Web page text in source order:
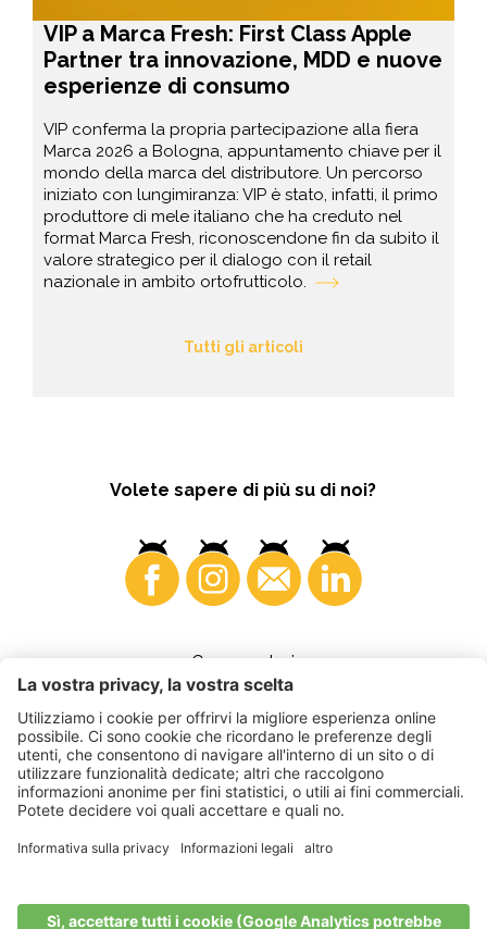
VIP a Marca Fresh: First Class Apple
Partner tra innovazione, MDD e nuove
esperienze di consumo
VIP conferma la propria partecipazione alla fiera
Marca 2026 a Bologna, appuntamento chiave per il
mondo della marca del distributore. Un percorso
iniziato con lungimiranza: VIP è stato, infatti, il primo
produttore di mele italiano che ha creduto nel
format Marca Fresh, riconoscendone fin da subito il
valore strategico per il dialogo con il retail
nazionale in ambito ortofrutticolo.
Tutti gli articoli
Volete sapere di più su di noi?
Consumatori
©2026 VI.P coop. soc. agricola
Part. IVA • IT00725570212
accessibilità•Sitemap